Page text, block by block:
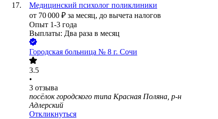
Медицинский психолог поликлиники
от 70 000 ₽ за месяц, до вычета налогов
Опыт 1-3 года
Выплаты: Два раза в месяц
Городская больница № 8 г. Сочи
3.5
•
3 отзыва
посёлок городского типа Красная Поляна, р-н
Адлерский
Откликнуться